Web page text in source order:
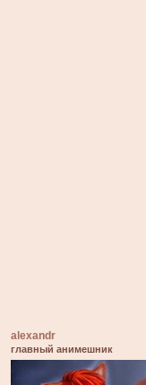
alexandr
главный анимешник